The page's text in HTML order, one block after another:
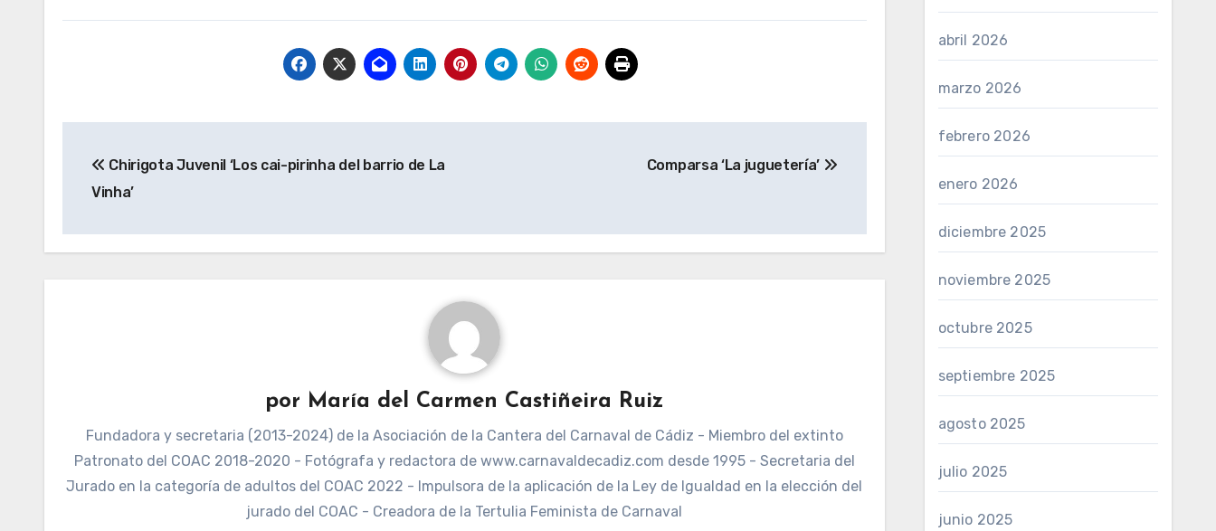
de
Chirigota Juvenil ‘Los cai-pirinha del barrio de La
Vinha’
Comparsa ‘La juguetería’
por María del Carmen Castiñeira Ruiz
Fundadora y secretaria (2013-2024) de la Asociación de la Cantera del Carnaval de Cádiz - Miembro del extinto
Patronato del COAC 2018-2020 - Fotógrafa y redactora de www.carnavaldecadiz.com desde 1995 - Secretaria del
Jurado en la categoría de adultos del COAC 2022 - Impulsora de la aplicación de la Ley de Igualdad en la elección del
jurado del COAC - Creadora de la Tertulia Feminista de Carnaval
abril 2026
marzo 2026
febrero 2026
enero 2026
diciembre 2025
noviembre 2025
octubre 2025
septiembre 2025
agosto 2025
julio 2025
junio 2025